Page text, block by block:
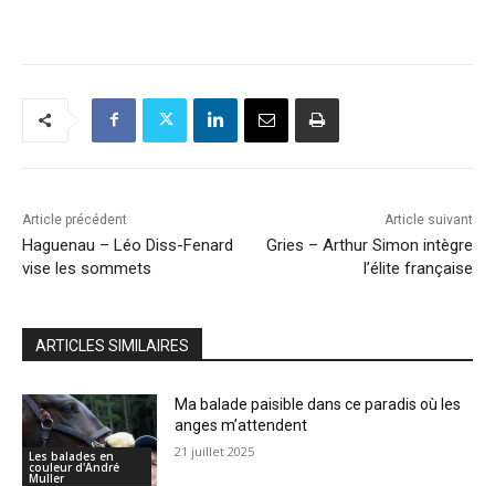
Article précédent
Haguenau – Léo Diss-Fenard
vise les sommets
Article suivant
Gries – Arthur Simon intègre
l’élite française
ARTICLES SIMILAIRES
Les balades en
couleur d'André
Muller
Ma balade paisible dans ce paradis où les
anges m’attendent
21 juillet 2025